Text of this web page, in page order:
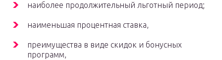
наиболее продолжительный льготный период;
наименьшая процентная ставка,
преимущества в виде скидок и бонусных
программ,